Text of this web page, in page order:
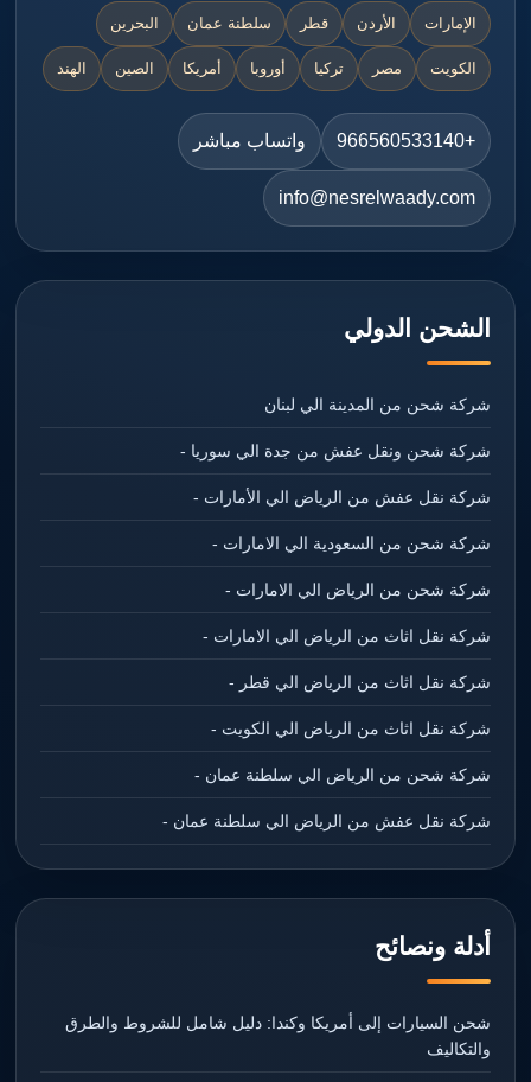
الإمارات الأردن قطر سلطنة عمان البحرين
الكويت مصر تركيا أوروبا أمريكا الصين الهند
+966560533140 واتساب مباشر
info@nesrelwaady.com
الشحن الدولي
شركة شحن من المدينة الي لبنان
شركة شحن ونقل عفش من جدة الي سوريا -
شركة نقل عفش من الرياض الي الأمارات -
شركة شحن من السعودية الي الامارات -
شركة شحن من الرياض الي الامارات -
شركة نقل اثاث من الرياض الي الامارات -
شركة نقل اثاث من الرياض الي قطر -
شركة نقل اثاث من الرياض الي الكويت -
شركة شحن من الرياض الي سلطنة عمان -
شركة نقل عفش من الرياض الي سلطنة عمان -
أدلة ونصائح
شحن السيارات إلى أمريكا وكندا: دليل شامل للشروط والطرق
والتكاليف